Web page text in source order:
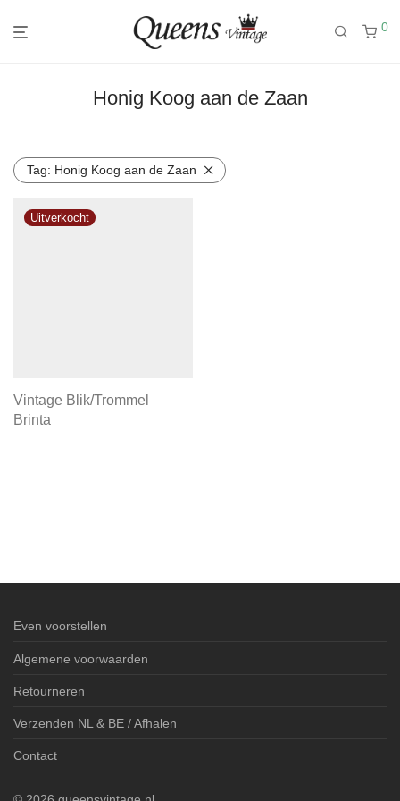
0
Honig Koog aan de Zaan
Tag: Honig Koog aan de Zaan
Vintage Blik/Trommel
Brinta
Even voorstellen
Algemene voorwaarden
Retourneren
Verzenden NL & BE / Afhalen
Contact